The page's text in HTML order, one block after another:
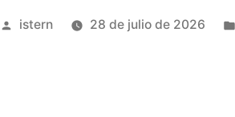
que
Publicado
istern 28 de julio de 2026